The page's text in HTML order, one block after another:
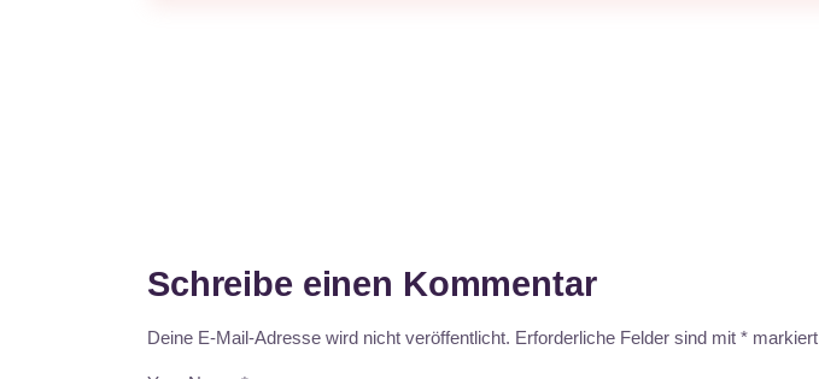
Schreibe einen Kommentar
Deine E-Mail-Adresse wird nicht veröffentlicht. Erforderliche Felder sind mit * markiert